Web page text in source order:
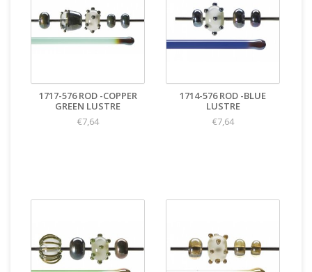
1717-576 ROD -COPPER
GREEN LUSTRE
€7,64
1714-576 ROD -BLUE
LUSTRE
€7,64